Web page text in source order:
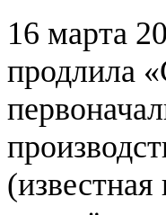
16 марта
продлила